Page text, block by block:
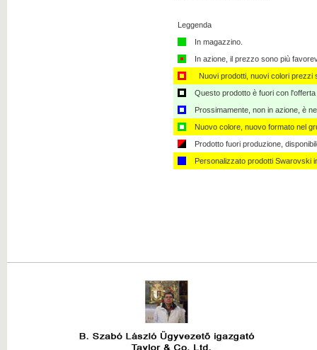
Clicca per ingrandire
Clicca per ingrandire
Leggenda
In magazzino.
In azione, il prezzo sono più
Nuovi prodotti, nuovi colori prezzi
Questo prodotto è fuori con
Prossimamente, non in azione, è
Nuovo colore, nuovo formato nel
Prodotto fuori produzione,
Personalizzato ​​prodotti Swarovski